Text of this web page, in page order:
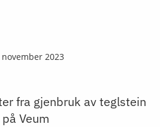
november 2023
fra gjenbruk av teglstein
på Veum